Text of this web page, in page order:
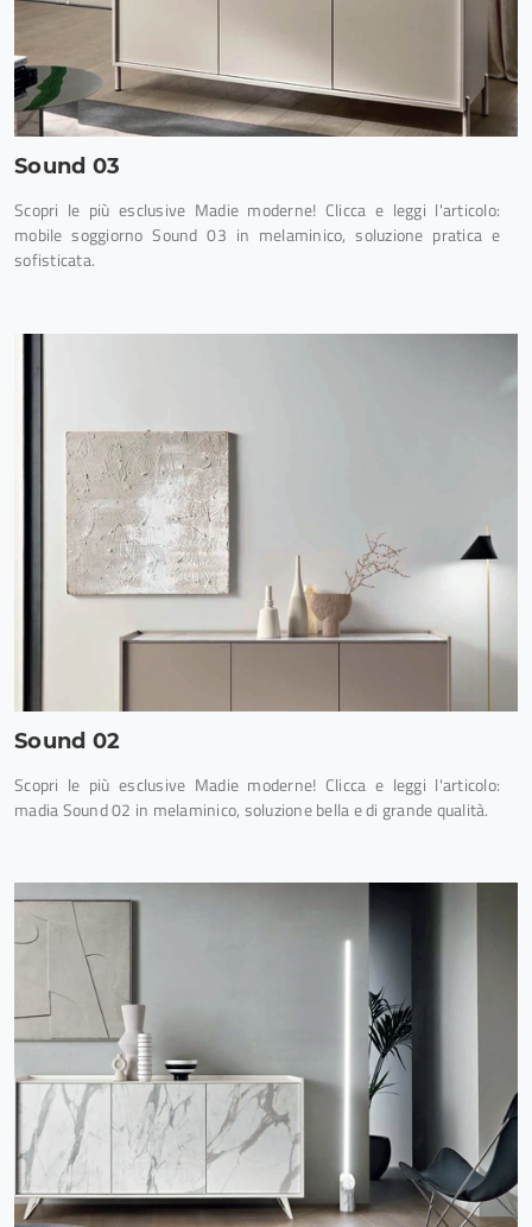
Sound 03
Scopri le più esclusive Madie moderne! Clicca e leggi l'articolo:
mobile soggiorno Sound 03 in melaminico, soluzione pratica e
sofisticata.
Sound 02
Scopri le più esclusive Madie moderne! Clicca e leggi l'articolo:
madia Sound 02 in melaminico, soluzione bella e di grande qualità.